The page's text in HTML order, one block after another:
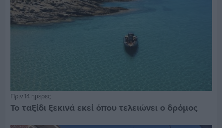
Πριν 14 ημέρες
Το ταξίδι ξεκινά εκεί όπου τελειώνει ο δρόμος